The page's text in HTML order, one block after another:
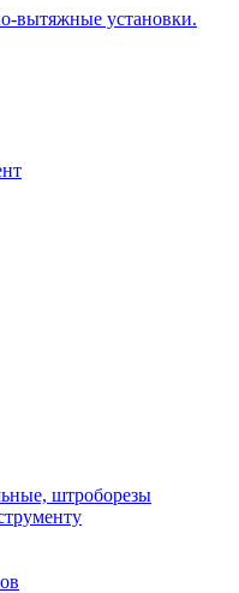
вытяжные установки.
штроборезы